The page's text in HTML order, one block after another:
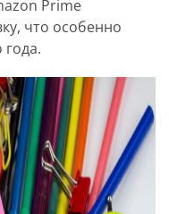
Prime
что особенно